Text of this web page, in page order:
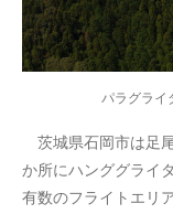
パラグライ
茨城県石岡市は足
か所にハンググライ
有数のフライトエリ